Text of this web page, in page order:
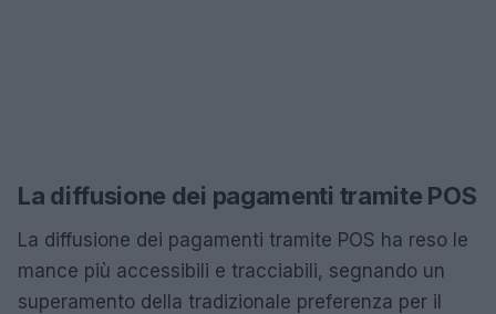
La diffusione dei pagamenti tramite POS
La diffusione dei pagamenti tramite POS ha reso le
mance più accessibili e tracciabili, segnando un
superamento della tradizionale preferenza per il